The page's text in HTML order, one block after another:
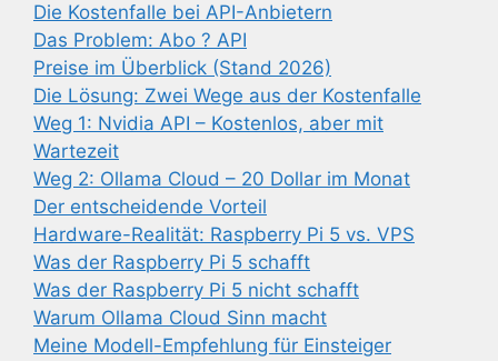
Die Kostenfalle bei API-Anbietern
Das Problem: Abo ? API
Preise im Überblick (Stand 2026)
Die Lösung: Zwei Wege aus der Kostenfalle
Weg 1: Nvidia API – Kostenlos, aber mit
Wartezeit
Weg 2: Ollama Cloud – 20 Dollar im Monat
Der entscheidende Vorteil
Hardware-Realität: Raspberry Pi 5 vs. VPS
Was der Raspberry Pi 5 schafft
Was der Raspberry Pi 5 nicht schafft
Warum Ollama Cloud Sinn macht
Meine Modell-Empfehlung für Einsteiger